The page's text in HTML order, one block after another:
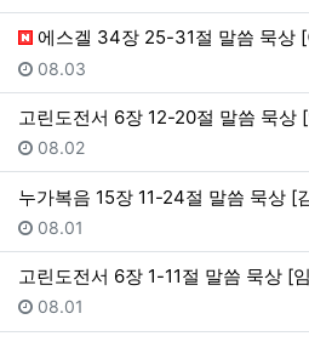
에스겔 34장 25-31절 말씀 묵상
등록일
08.03
고린도전서 6장 12-20절 말씀 묵상
등록일
08.02
누가복음 15장 11-24절 말씀 묵상 [
등록일
08.01
고린도전서 6장 1-11절 말씀 묵상 [
등록일
08.01